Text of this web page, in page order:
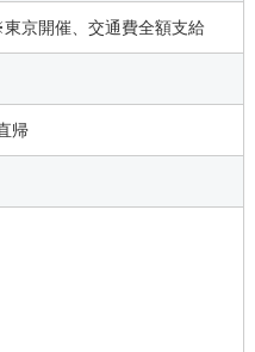
開催、交通費全額支給
帰